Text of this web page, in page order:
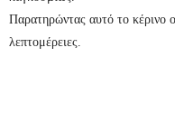
Παρατηρώντας αυτό το κέρινο
λεπτομέρειες.